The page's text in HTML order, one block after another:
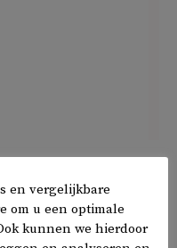
mogelijk van buiten,
Reuters .
en vergelijkbare
om u een optimale
kunnen we hierdoor